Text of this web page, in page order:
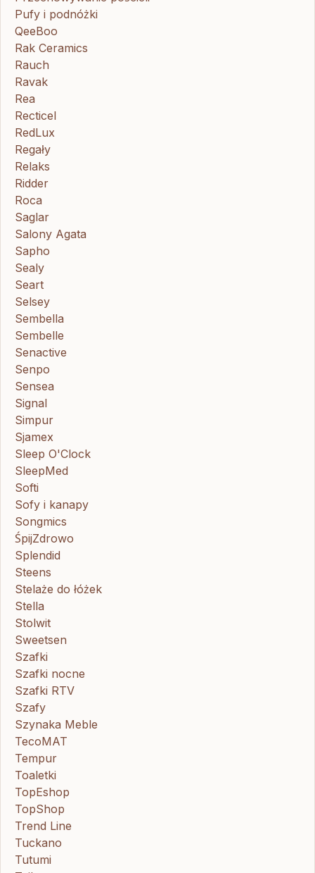
Pufy i podnóżki
QeeBoo
Rak Ceramics
Rauch
Ravak
Rea
Recticel
RedLux
Regały
Relaks
Ridder
Roca
Saglar
Salony Agata
Sapho
Sealy
Seart
Selsey
Sembella
Sembelle
Senactive
Senpo
Sensea
Signal
Simpur
Sjamex
Sleep O'Clock
SleepMed
Softi
Sofy i kanapy
Songmics
ŚpijZdrowo
Splendid
Steens
Stelaże do łóżek
Stella
Stolwit
Sweetsen
Szafki
Szafki nocne
Szafki RTV
Szafy
Szynaka Meble
TecoMAT
Tempur
Toaletki
TopEshop
TopShop
Trend Line
Tuckano
Tutumi